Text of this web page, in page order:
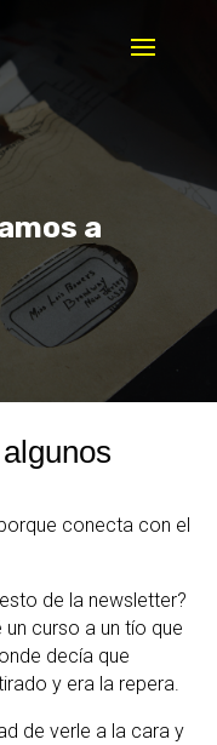
a
conecta con el
de la newsletter?
curso a un tío que
decía que
y era la repera.
de verle a la cara y